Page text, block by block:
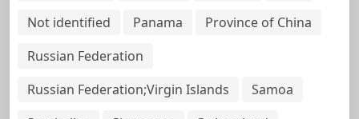
Not identified
Panama
Province of China
Russian Federation
Russian Federation;Virgin Islands
Samoa